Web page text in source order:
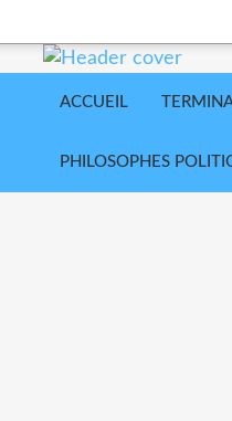
ACCUEIL
PHILOSOPHES